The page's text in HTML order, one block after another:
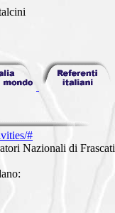
#
Nazionali di Frascati